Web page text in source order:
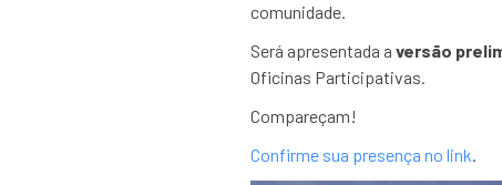
comunidade.
Será apresentada a versão
Oficinas Participativas.
Compareçam!
Confirme sua presença no link.